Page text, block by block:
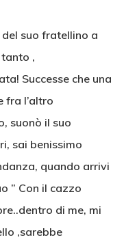
suo fratellino a
,
Successe che una
fra l’altro
suonò il suo
sai benissimo
quando arrivi
” Con il cazzo
di me, mi
,sarebbe